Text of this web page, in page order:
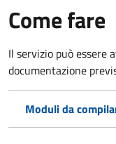
Come fare
Il servizio può
documentazione
Moduli da